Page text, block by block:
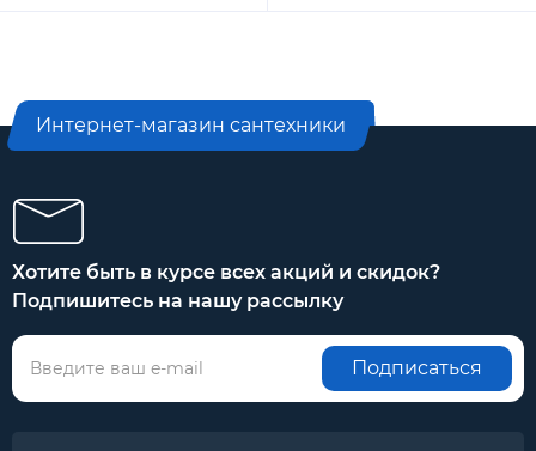
Интернет-магазин сантехники
Хотите быть в курсе всех акций и скидок?
Подпишитесь на нашу рассылку
Подписаться